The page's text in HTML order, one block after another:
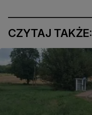
CZYTAJ TAKŻE: